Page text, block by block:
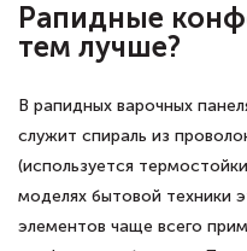
Рапидные
тем лучше?
В рапидных варочных
служит спираль из
(используется
моделях бытовой техники
элементов чаще всего